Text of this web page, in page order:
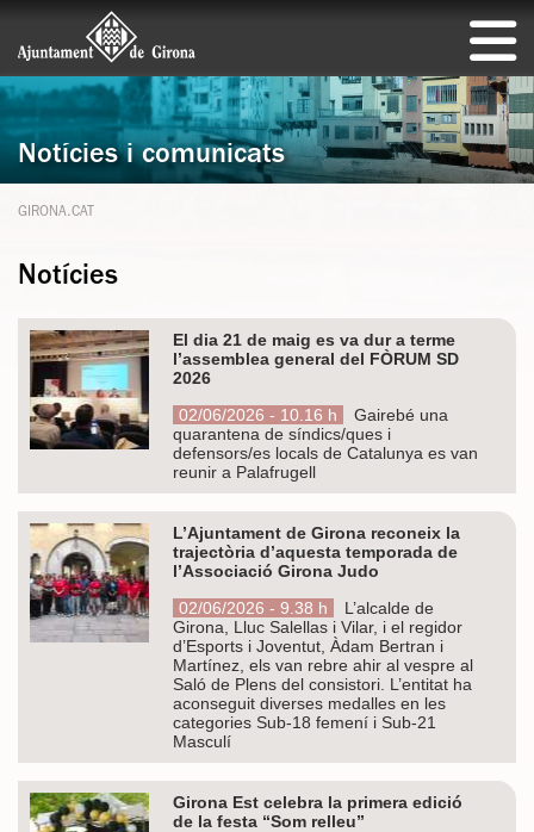
Notícies i comunicats
GIRONA.CAT
Notícies
El dia 21 de maig es va dur a terme
l’assemblea general del FÒRUM SD
2026
02/06/2026 - 10.16 h
Gairebé una
quarantena de síndics/ques i
defensors/es locals de Catalunya es van
reunir a Palafrugell
L’Ajuntament de Girona reconeix la
trajectòria d’aquesta temporada de
l’Associació Girona Judo
02/06/2026 - 9.38 h
L’alcalde de
Girona, Lluc Salellas i Vilar, i el regidor
d’Esports i Joventut, Àdam Bertran i
Martínez, els van rebre ahir al vespre al
Saló de Plens del consistori. L’entitat ha
aconseguit diverses medalles en les
categories Sub-18 femení i Sub-21
Masculí
Girona Est celebra la primera edició
de la festa “Som relleu”